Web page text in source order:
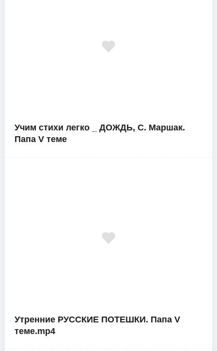
Учим стихи легко _ ДОЖДЬ, С. Маршак.
Папа V теме
Утренние РУССКИЕ ПОТЕШКИ. Папа V
теме.mp4